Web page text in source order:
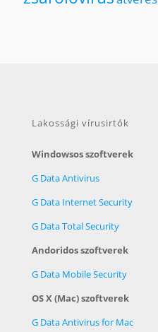
Lakossági vírusirtók
Windowsos szoftverek
G Data Antivirus
G Data Internet Security
G Data Total Security
Andoridos szoftverek
G Data Mobile Security
OS X (Mac) szoftverek
G Data Antivirus for Mac